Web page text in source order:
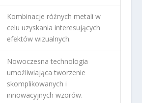
Kombinacje różnych metali w
celu uzyskania interesujących
efektów wizualnych.
Nowoczesna technologia
umożliwiająca tworzenie
skomplikowanych i
innowacyjnych wzorów.